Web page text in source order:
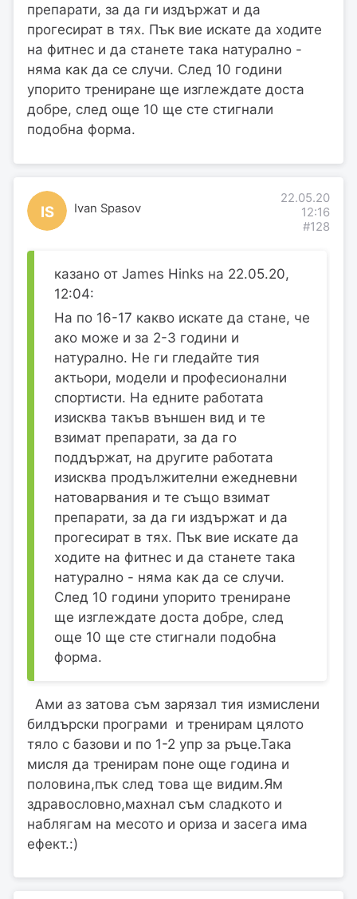
препарати, за да ги издържат и да
прогесират в тях. Пък вие искате да ходите
на фитнес и да станете така натурално -
няма как да се случи. След 10 години
упорито трениране ще изглеждате доста
добре, след още 10 ще сте стигнали
подобна форма.
IS Ivan Spasov
22.05.20
12:16
#128
казано от James Hinks на 22.05.20,
12:04:
На по 16-17 какво искате да стане, че
ако може и за 2-3 години и
натурално. Не ги гледайте тия
актьори, модели и професионални
спортисти. На едните работата
изисква такъв външен вид и те
взимат препарати, за да го
поддържат, на другите работата
изисква продължителни ежедневни
натоварвания и те също взимат
препарати, за да ги издържат и да
прогесират в тях. Пък вие искате да
ходите на фитнес и да станете така
натурално - няма как да се случи.
След 10 години упорито трениране
ще изглеждате доста добре, след
още 10 ще сте стигнали подобна
форма.
Ами аз затова съм зарязал тия измислени
билдърски програми и тренирам цялото
тяло с базови и по 1-2 упр за ръце.Така
мисля да тренирам поне още година и
половина,пък след това ще видим.Ям
здравословно,махнал съм сладкото и
наблягам на месото и ориза и засега има
ефект.:)